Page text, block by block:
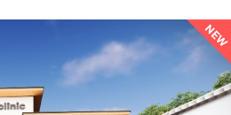
NEW